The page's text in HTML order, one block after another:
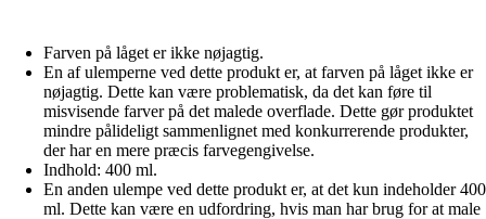
Farven på låget er ikke nøjagtig.
En af ulemperne ved dette produkt er, at farven på låget ikke er
nøjagtig. Dette kan være problematisk, da det kan føre til
misvisende farver på det malede overflade. Dette gør produktet
mindre pålideligt sammenlignet med konkurrerende produkter,
der har en mere præcis farvegengivelse.
Indhold: 400 ml.
En anden ulempe ved dette produkt er, at det kun indeholder 400
ml. Dette kan være en udfordring, hvis man har brug for at male